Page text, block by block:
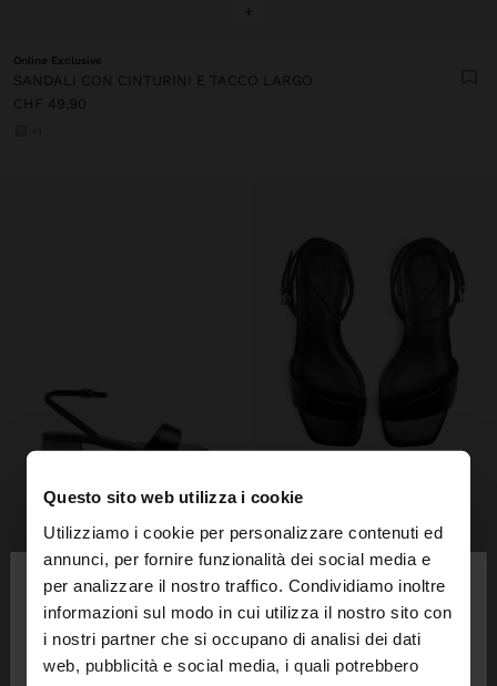
Questo sito web utilizza i cookie
Utilizziamo i cookie per personalizzare contenuti ed
annunci, per fornire funzionalità dei social media e
per analizzare il nostro traffico. Condividiamo inoltre
informazioni sul modo in cui utilizza il nostro sito con
i nostri partner che si occupano di analisi dei dati
web, pubblicità e social media, i quali potrebbero
ciao ×
Stai accedendo al sito da Svizzera. Vuoi navigare
sul nostro sito United States?
+
Online Exclusive
SANDALI CON CINTURINI E TACCO LARGO
CHF 49,90